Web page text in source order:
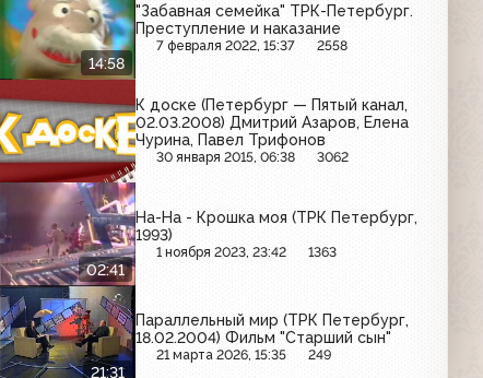
14:58
"Забавная семейка" ТРК-Петербург.
Преступление и наказание
7 февраля 2022, 15:37 2558
К доске (Петербург — Пятый канал,
02.03.2008) Дмитрий Азаров, Елена
Чурина, Павел Трифонов
30 января 2015, 06:38 3062
02:41
На-На - Крошка моя (ТРК Петербург,
1993)
1 ноября 2023, 23:42 1363
21:31
Параллельный мир (ТРК Петербург,
18.02.2004) Фильм "Старший сын"
21 марта 2026, 15:35 249